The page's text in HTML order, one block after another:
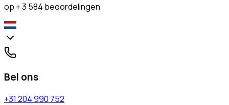
op + 3 584 beoordelingen
Bel ons
+31 204 990 752